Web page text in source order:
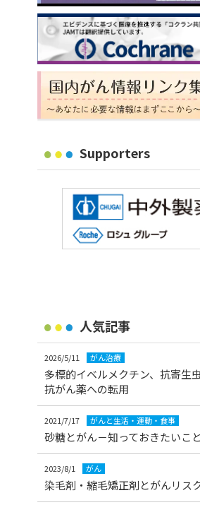
Supporters
人気記事
2026/5/11 がん治療
多標的イベルメクチン、抗寄生
抗がん薬への転用
2021/7/17 がんと生活・運動・食事
砂糖とがん－知っておきたいこと
2023/8/1 がん
染毛剤・縮毛矯正剤とがんリス